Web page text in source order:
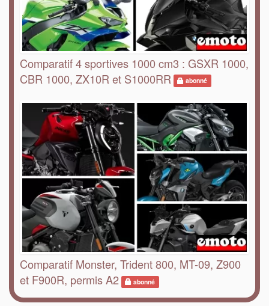
Comparatif 4 sportives 1000 cm3 : GSXR 1000,
CBR 1000, ZX10R et S1000RR
abonné
Comparatif Monster, Trident 800, MT-09, Z900
et F900R, permis A2
abonné